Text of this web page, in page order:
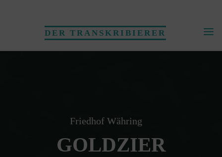
DER TRANSKRIBIERER
Friedhof Währing
GOLDZIER